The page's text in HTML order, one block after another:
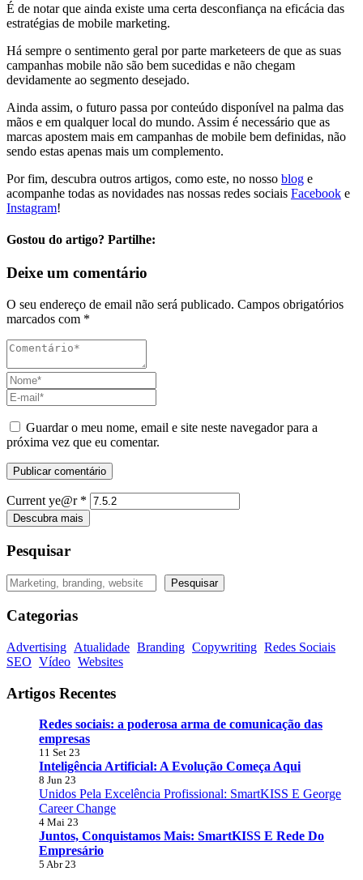
É de notar que ainda existe uma certa desconfiança na eficácia das
estratégias de mobile marketing.
Há sempre o sentimento geral por parte marketeers de que as suas
campanhas mobile não são bem sucedidas e não chegam
devidamente ao segmento desejado.
Ainda assim, o futuro passa por conteúdo disponível na palma das
mãos e em qualquer local do mundo. Assim é necessário que as
marcas apostem mais em campanhas de mobile bem definidas, não
sendo estas apenas mais um complemento.
Por fim, descubra outros artigos, como este, no nosso blog e
acompanhe todas as novidades nas nossas redes sociais Facebook e
Instagram!
Gostou do artigo? Partilhe:
Deixe um comentário
O seu endereço de email não será publicado. Campos obrigatórios
marcados com *
Guardar o meu nome, email e site neste navegador para a
próxima vez que eu comentar.
Current ye@r *
Descubra mais
Pesquisar
Pesquisar Pesquisar
Categorias
Advertising Atualidade Branding Copywriting Redes Sociais
SEO Vídeo Websites
Artigos Recentes
Redes sociais: a poderosa arma de comunicação das
empresas
11 Set 23
Inteligência Artificial: A Evolução Começa Aqui
8 Jun 23
Unidos Pela Excelência Profissional: SmartKISS E George
Career Change
4 Mai 23
Juntos, Conquistamos Mais: SmartKISS E Rede Do
Empresário
5 Abr 23